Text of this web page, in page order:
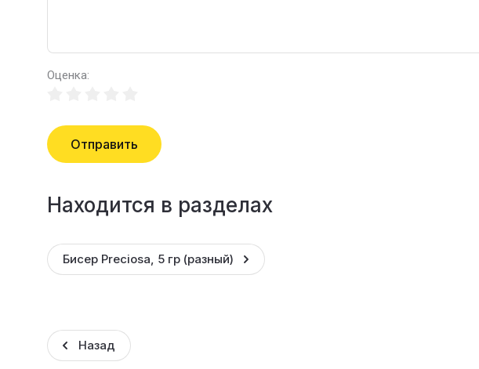
Оценка:
Отправить
Находится в разделах
Бисер Preciosa, 5 гр (разный)
Назад